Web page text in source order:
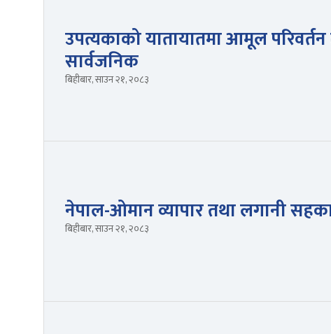
उपत्यकाको यातायातमा आमूल
सार्वजनिक
बिहीबार, साउन २१, २०८३
नेपाल-ओमान व्यापार तथा लगानी
बिहीबार, साउन २१, २०८३